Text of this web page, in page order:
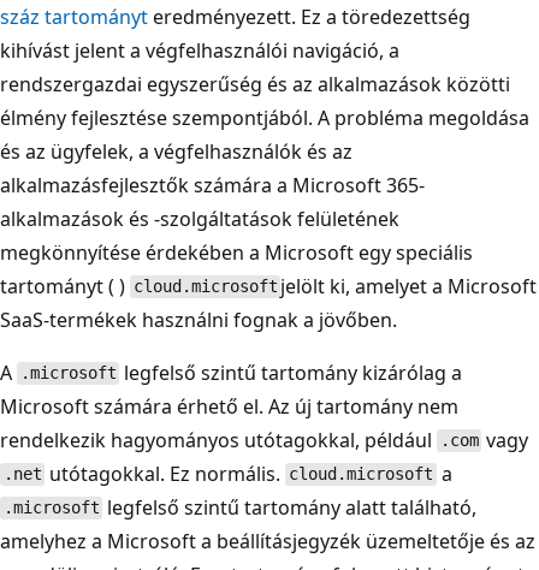
száz tartományteredményezett. Ez a töredezettség
kihívást jelent a végfelhasználói navigáció, a
rendszergazdai egyszerűség és az alkalmazások közötti
élmény fejlesztése szempontjából. A probléma megoldása
és az ügyfelek, a végfelhasználók és az
alkalmazásfejlesztők számára a Microsoft 365-
alkalmazások és -szolgáltatások felületének
megkönnyítése érdekében a Microsoft egy speciális
tartományt ( ) cloud.microsoft jelölt ki, amelyet a Microsoft
SaaS-termékek használni fognak a jövőben.
A
.microsoft legfelső szintű tartomány kizárólag a
Microsoft számára érhető el. Az új tartomány nem
rendelkezik hagyományos utótagokkal, például
.com vagy
.net utótagokkal. Ez normális. cloud.microsoft a
.microsoft legfelső szintű tartomány alatt található,
amelyhez a Microsoft a beállításjegyzék üzemeltetője és az